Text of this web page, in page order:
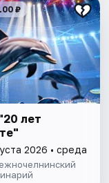
₽
лет
2026 • среда